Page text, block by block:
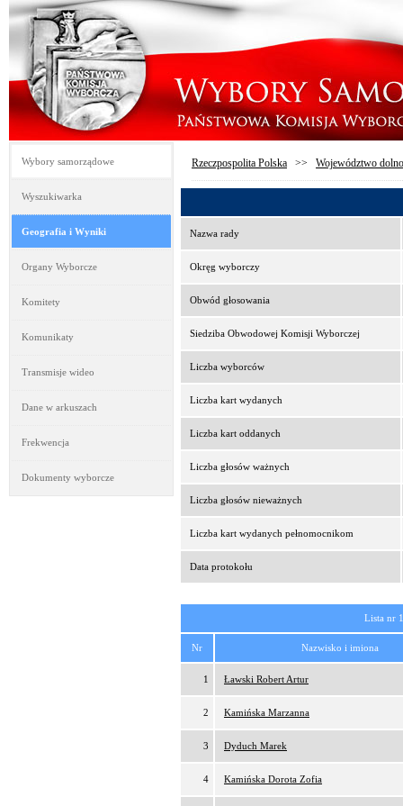
Wybory samorządowe
Wyszukiwarka
Geografia i Wyniki
Organy Wyborcze
Komitety
Komunikaty
Transmisje wideo
Dane w arkuszach
Frekwencja
Dokumenty wyborcze
Rzeczpospolita Polska >> Województwo
Nazwa rady
Okręg wyborczy
Obwód głosowania
Siedziba Obwodowej Komisji Wyborczej
Liczba wyborców
Liczba kart wydanych
Liczba kart oddanych
Liczba głosów ważnych
Liczba głosów nieważnych
Liczba kart wydanych pełnomocnikom
Data protokołu
Lista nr
Nr Nazwisko i imiona
1 Ławski Robert Artur
2 Kamińska Marzanna
3 Dyduch Marek
4 Kamińska Dorota Zofia